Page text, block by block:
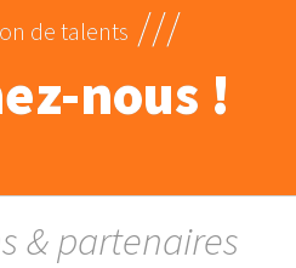
de talents ///
nous !
& partenaires